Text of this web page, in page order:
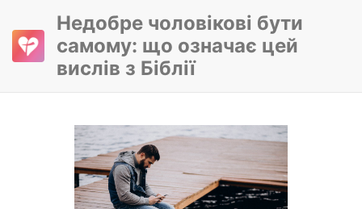
Недобре чоловікові бути
самому: що означає цей
вислів з Біблії